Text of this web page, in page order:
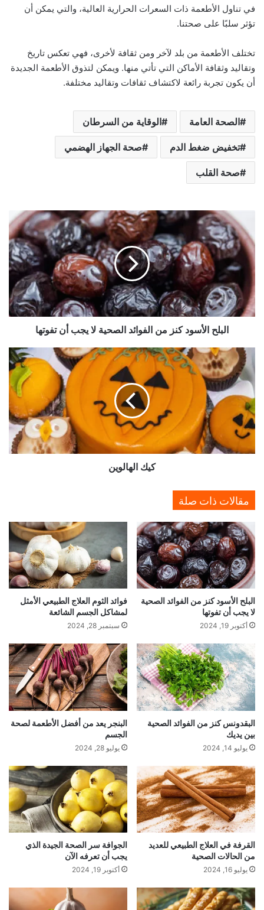
في تناول الأطعمة ذات السعرات الحرارية العالية، والتي يمكن أن
تؤثر سلبًا على صحتنا.
تختلف الأطعمة من بلد لآخر ومن ثقافة لأخرى، فهي تعكس تاريخ
وتقاليد وثقافة الأماكن التي تأتي منها. ويمكن لتذوق الأطعمة الجديدة
أن يكون تجربة رائعة لاكتشاف ثقافات وتقاليد مختلفة.
الصحة العامة الوقاية من السرطان
تخفيض ضغط الدم صحة الجهاز الهضمي
صحة القلب
ب
ل
ح
س
م
ن
ا
ل
و
د
ح
ي
ة
ل
ا
ج
ب
ت
ف
و
ت
ه
ا
البلح الأسود كنز من الفوائد الصحية لا يجب أن تفوتها
ي
ا
ل
ه
ا
و
كيك الهالوين
مقالات ذات صلة
البلح الأسود كنز من الفوائد الصحية
لا يجب أن تفوتها
أكتوبر 19, 2024
فوائد الثوم العلاج الطبيعي الأمثل
لمشاكل الجسم الشائعة
سبتمبر 28, 2024
البقدونس كنز من الفوائد الصحية
بين يديك
يوليو 14, 2024
البنجر يعد من أفضل الأطعمة لصحة
الجسم
يوليو 28, 2024
القرفة في العلاج الطبيعي للعديد
من الحالات الصحية
يوليو 16, 2024
الجوافة سر الصحة الجيدة الذي
يجب أن تعرفه الآن
أكتوبر 19, 2024